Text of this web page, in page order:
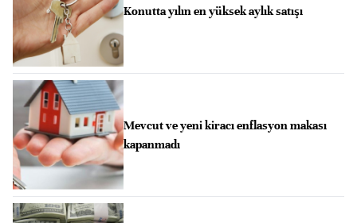
Konutta yılın en yüksek aylık satışı
Mevcut ve yeni kiracı enflasyon makası
kapanmadı